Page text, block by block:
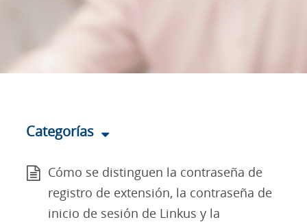
Categorías
Cómo se distinguen la contraseña de
registro de extensión, la contraseña de
inicio de sesión de Linkus y la